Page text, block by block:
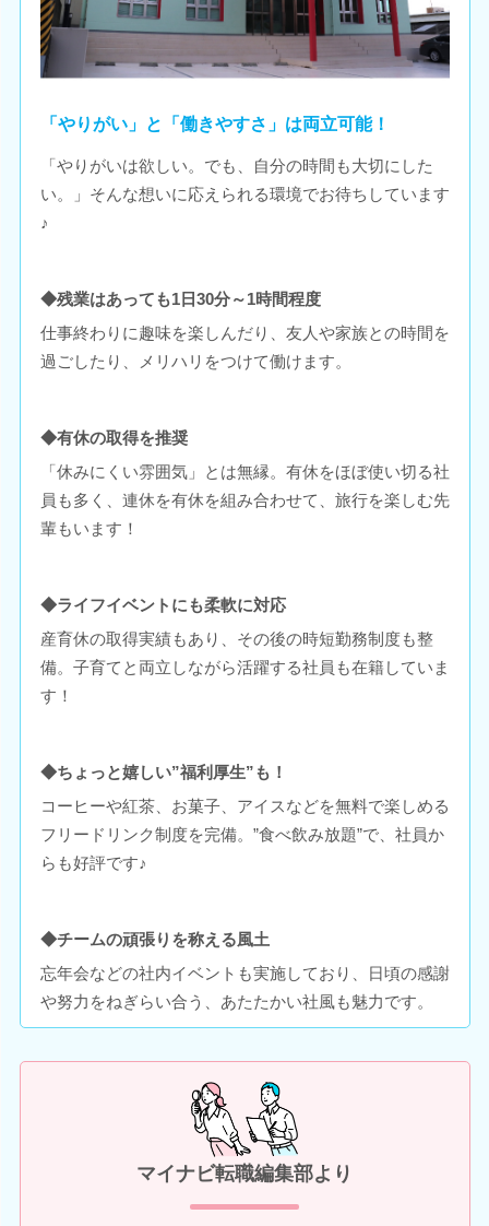
「やりがい」と「働きやすさ」は両立可能！
「やりがいは欲しい。でも、自分の時間も大切にした
い。」そんな想いに応えられる環境でお待ちしています
♪
◆残業はあっても1日30分～1時間程度
仕事終わりに趣味を楽しんだり、友人や家族との時間を
過ごしたり、メリハリをつけて働けます。
◆有休の取得を推奨
「休みにくい雰囲気」とは無縁。有休をほぼ使い切る社
員も多く、連休を有休を組み合わせて、旅行を楽しむ先
輩もいます！
◆ライフイベントにも柔軟に対応
産育休の取得実績もあり、その後の時短勤務制度も整
備。子育てと両立しながら活躍する社員も在籍していま
す！
◆ちょっと嬉しい”福利厚生”も！
コーヒーや紅茶、お菓子、アイスなどを無料で楽しめる
フリードリンク制度を完備。”食べ飲み放題”で、社員か
らも好評です♪
◆チームの頑張りを称える風土
忘年会などの社内イベントも実施しており、日頃の感謝
や努力をねぎらい合う、あたたかい社風も魅力です。
マイナビ転職編集部より